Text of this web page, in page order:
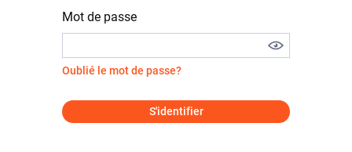
Mot de passe
Oublié le mot de passe?
S'identifier